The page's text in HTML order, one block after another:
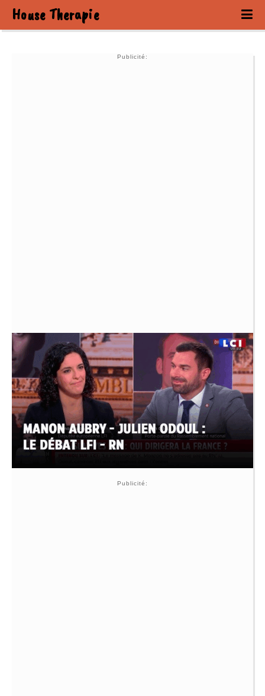
House Therapie
Publicité:
Publicité: